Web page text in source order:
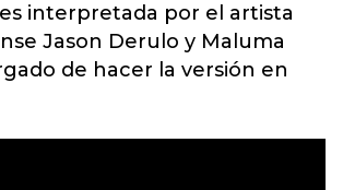
interpretada por el artista
Jason Derulo y Maluma
de hacer la versión en